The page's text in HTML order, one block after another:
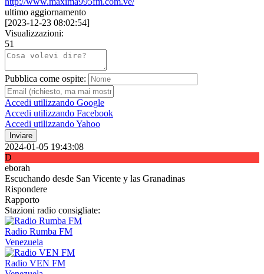
ultimo aggiornamento
[2023-12-23 08:02:54]
Visualizzazioni:
51
Pubblica come ospite:
Accedi utilizzando Google
Accedi utilizzando Facebook
Accedi utilizzando Yahoo
Inviare
2024-01-05 19:43:08
D
eborah
Escuchando desde San Vicente y las Granadinas
Rispondere
Rapporto
Stazioni radio consigliate:
Radio Rumba FM
Venezuela
Radio VEN FM